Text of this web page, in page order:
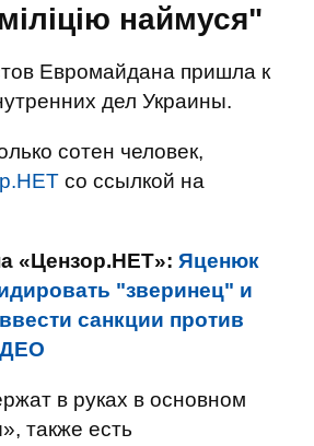
наймуся"
Евромайдана пришла к
дел Украины.
сотен человек,
со ссылкой на
«Цензор.НЕТ»: Яценюк
"зверинец" и
санкции против
в руках в основном
также есть